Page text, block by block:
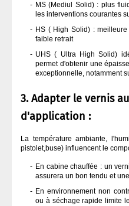
MS (Mediul Solid) : plus
les interventions courantes
HS ( High Solid) :
faible retrait
UHS ( Ultra High Solid)
permet d'obtenir une
exceptionnelle, notamment
3. Adapter le vernis
d'application :
La température ambiante,
pistolet,buse) influencent le
En cabine chauffée : un
assurera un bon tendu et
En environnement non
ou à séchage rapide limite